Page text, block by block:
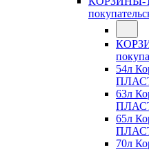
54л
63л
65л
70л